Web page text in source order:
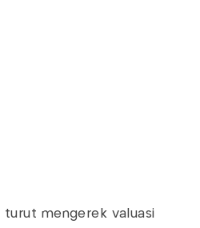
turut mengerek valuasi